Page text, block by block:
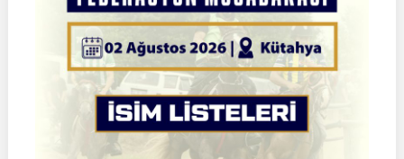
Yarı
Final
Müsabakaları
|
08-
09